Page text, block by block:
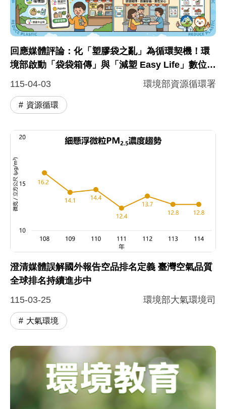
回應媒體評論：化「塑膠袋之亂」為循環契機！環
境部啟動「袋袋箱傳」與「減塑 Easy Life」數位回
饋，攜手衛福部守護永續健康生活
115-04-03 環境部資源循環署
資源循環
澄清媒體誤解國外報告空品排名定義 臺灣空氣品質
全球排名持續進步中
115-03-25
環境部大氣環境司
大氣環境